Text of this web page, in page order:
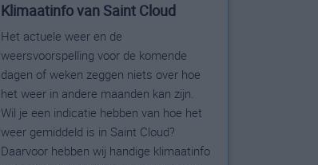
Klimaatinfo van Saint Cloud
Het actuele weer en de
weersvoorspelling voor de komende
dagen of weken zeggen niets over hoe
het weer in andere maanden kan zijn.
Wil je een indicatie hebben van hoe het
weer gemiddeld is in Saint Cloud?
Daarvoor hebben wij handige klimaatinfo